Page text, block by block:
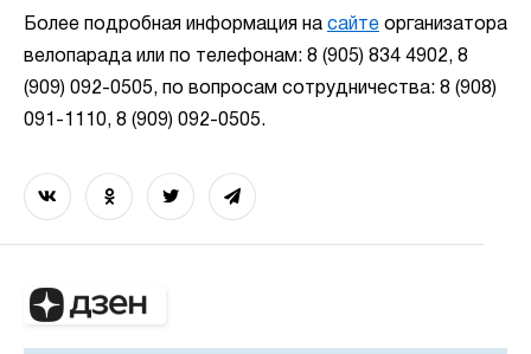
Более подробная информация на сайте организатора
велопарада или по телефонам: 8 (905) 834 4902, 8
(909) 092-0505, по вопросам сотрудничества: 8 (908)
091-1110, 8 (909) 092-0505.